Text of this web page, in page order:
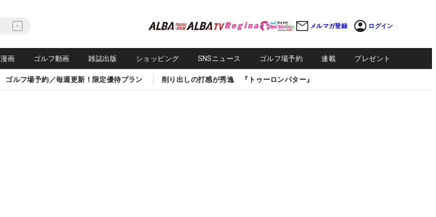
メルマガ登録 ログイン
漫画 ゴルフ動画 雑誌出版 ショッピング SNSニュース ゴルフ場予約 連載 プレゼント
ゴルフ場予約／毎週更新！限定優待プラン 削り出しの打感が秀逸 『トゥーロンパター』